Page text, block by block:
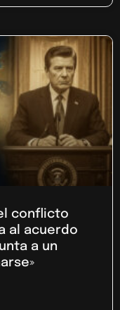
conflicto
al acuerdo
a un